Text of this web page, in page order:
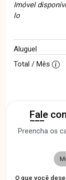
Imóvel
lo
Aluguel
Total / Mês
Fale
Preencha os
O que você